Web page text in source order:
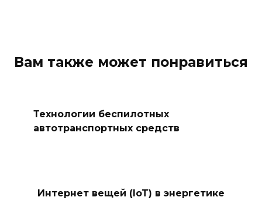
Вам также может понравиться
Технологии беспилотных
автотранспортных средств
Интернет вещей (IoT) в энергетике